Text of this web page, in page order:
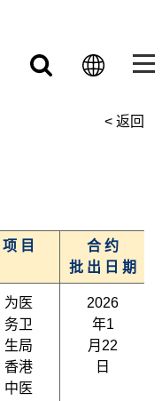
< 返回
项 目
合 约
批 出 日 期
为医
务卫
生局
香港
中医
2026
年1
月22
日